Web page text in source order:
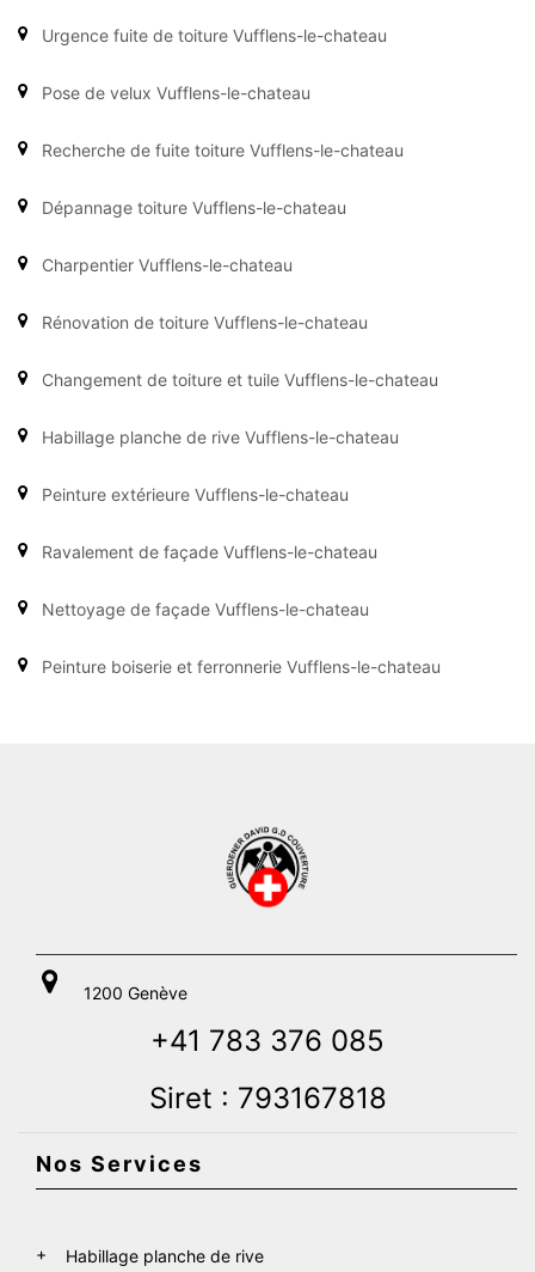
Urgence fuite de toiture Vufflens-le-chateau
Pose de velux Vufflens-le-chateau
Recherche de fuite toiture Vufflens-le-chateau
Dépannage toiture Vufflens-le-chateau
Charpentier Vufflens-le-chateau
Rénovation de toiture Vufflens-le-chateau
Changement de toiture et tuile Vufflens-le-chateau
Habillage planche de rive Vufflens-le-chateau
Peinture extérieure Vufflens-le-chateau
Ravalement de façade Vufflens-le-chateau
Nettoyage de façade Vufflens-le-chateau
Peinture boiserie et ferronnerie Vufflens-le-chateau
1200 Genève
+41 783 376 085
Siret : 793167818
Nos Services
Habillage planche de rive